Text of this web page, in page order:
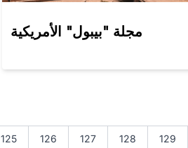
مجلة "بيبول" الأمريكية
125 126 127 128 129